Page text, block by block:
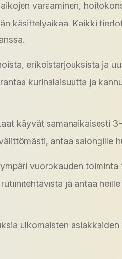
varaaminen,
käsittelyaikaa. Kaikki
erikoistarjouksista ja
kurinalaisuutta ja
käyvät samanaikaisesti
antaa salongille
vuorokauden toiminta
ja antaa
ulkomaisten